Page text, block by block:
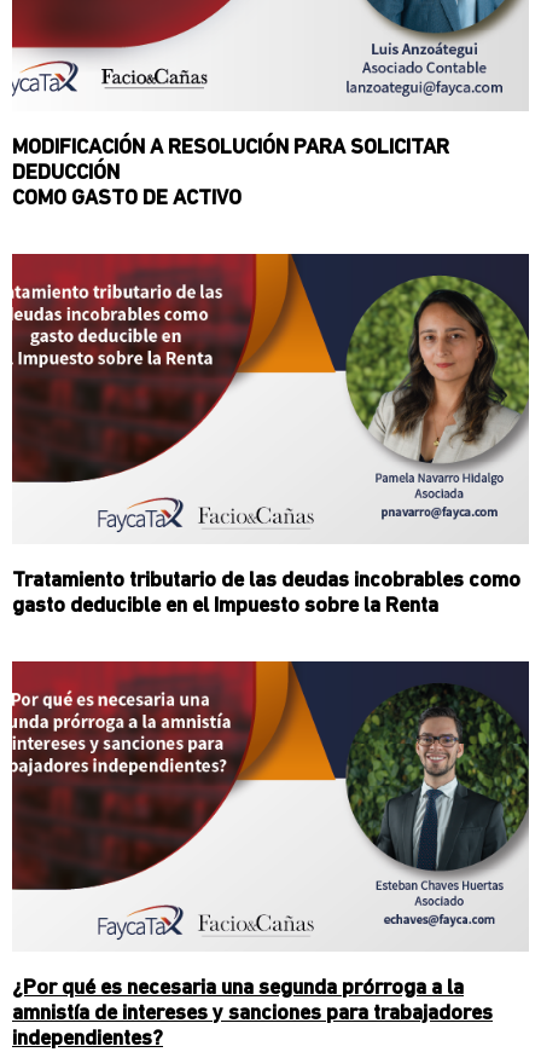
MODIFICACIÓN A RESOLUCIÓN PARA SOLICITAR
DEDUCCIÓN
COMO GASTO DE ACTIVO
Tratamiento tributario de las deudas incobrables como
gasto deducible en el Impuesto sobre la Renta
¿Por qué es necesaria una segunda prórroga a la
amnistía de intereses y sanciones para trabajadores
independientes?